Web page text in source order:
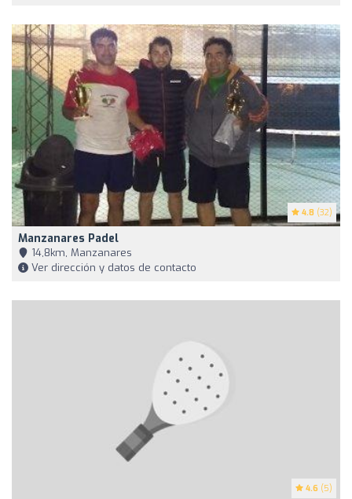
4.8 (32)
Manzanares Padel
14,8km, Manzanares
Ver dirección y datos de contacto
4.6 (5)